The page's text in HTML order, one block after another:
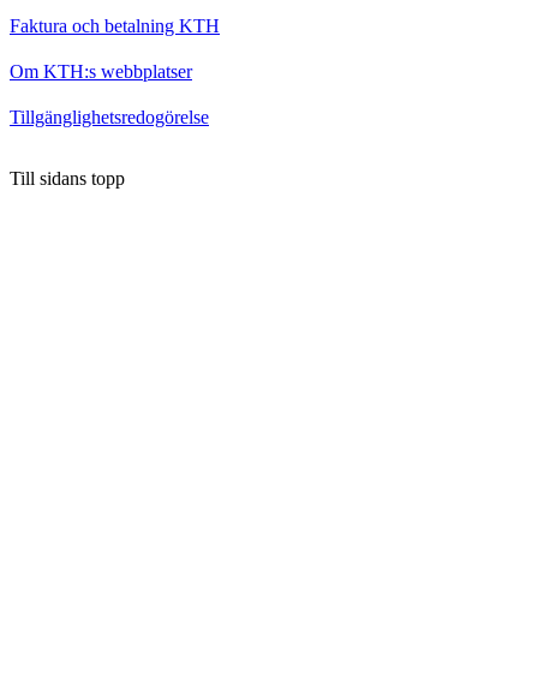
Faktura och betalning KTH
Om KTH:s webbplatser
Tillgänglighetsredogörelse
Till sidans topp